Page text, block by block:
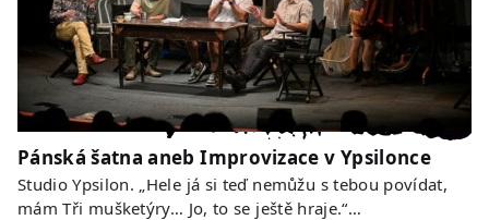
Pánská šatna aneb Improvizace v Ypsilonce
Studio Ypsilon. „Hele já si teď nemůžu s tebou povídat,
mám Tři mušketýry… Jo, to se ještě hraje.“…